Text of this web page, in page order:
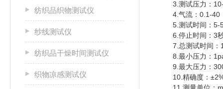
纺织品织物测试仪
纱线测试仪
纺织品干燥时间测试仪
织物凉感测试仪
3.测试压力：10-
4.气流：0.1-40
5.测试时间：5-
6.停止时间：3
7.总测试时间：
8.最小压力：
9.最大压力：
10.精确度：